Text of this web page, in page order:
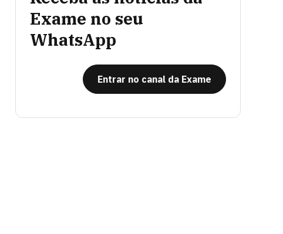
Exame no seu
WhatsApp
Entrar no canal da Exame